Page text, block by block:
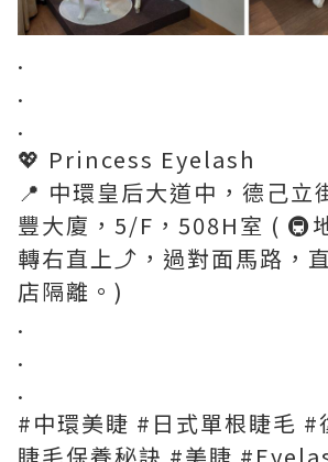
.
.
.
💖 Princess Eyelash
📍 中環皇后大道中，德己立
豐大廈，5/F，508H室 ( 🚇
轉右直上⤴，過對面馬路，
店隔離。)
.
.
.
#中環美睫 #日式單根睫毛 #
睫毛保養秘訣 #美睫